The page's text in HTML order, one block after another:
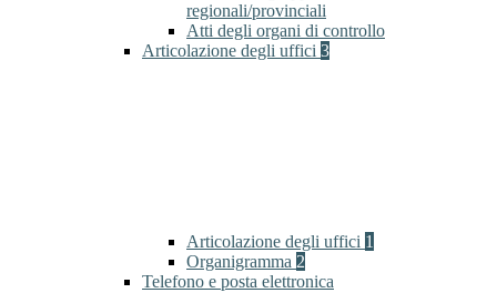
regionali/provinciali
Atti degli organi di controllo
Articolazione degli uffici 3
Articolazione degli uffici 1
Organigramma 2
Telefono e posta elettronica